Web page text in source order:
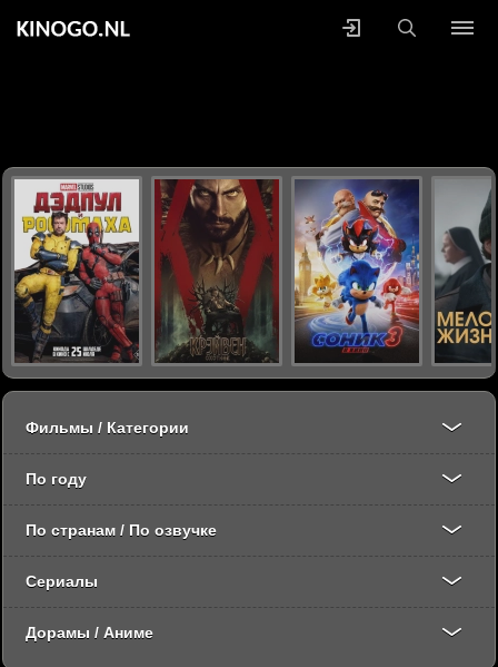
Фильмы / Категории
По году
По странам / По озвучке
Сериалы
Дорамы / Аниме